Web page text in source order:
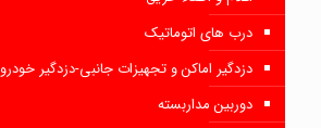
درب های اتوماتیک
دزدگیر اماکن و تجهیزات جانبی-دزدگیر خودرو
دوربین مداربسته